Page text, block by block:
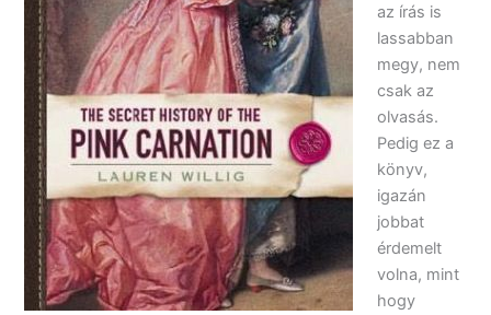
az írás is
lassabban
megy, nem
csak az
olvasás.
Pedig ez a
könyv,
igazán
jobbat
érdemelt
volna, mint
hogy